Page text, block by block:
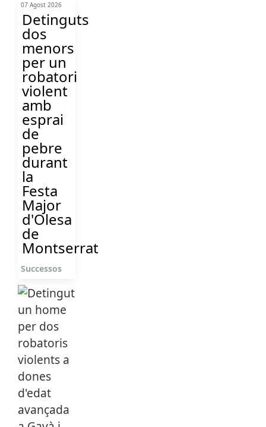
07 Agost 2026
Detinguts
dos
menors
per un
robatori
violent
amb
esprai
de
pebre
durant
la
Festa
Major
d'Olesa
de
Montserrat
Successos